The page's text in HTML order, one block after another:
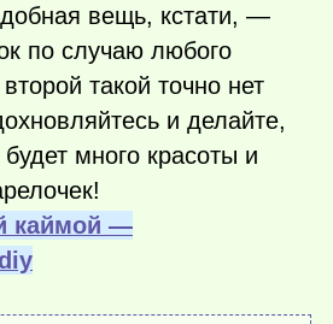
вещь, кстати, —
по случаю любого
такой точно нет
и делайте,
будет много красоты и
каймой —